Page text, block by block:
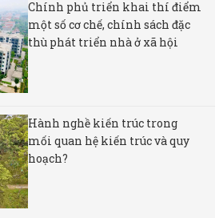
Chính phủ triển khai thí điểm
một số cơ chế, chính sách đặc
thù phát triển nhà ở xã hội
Hành nghề kiến trúc trong
mối quan hệ kiến trúc và quy
hoạch?